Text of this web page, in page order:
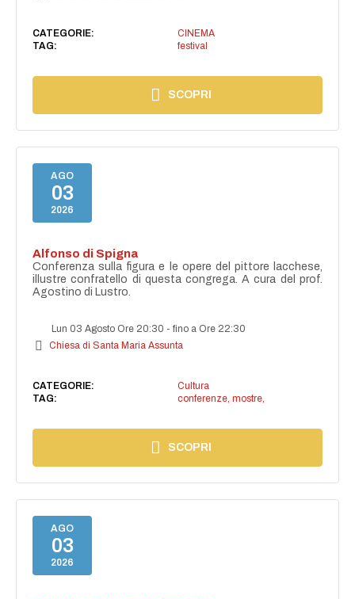
CATEGORIE:
CINEMA
TAG:
festival
SCOPRI
AGO
03
2026
Alfonso di Spigna
Conferenza sulla figura e le opere del pittore lacchese,
illustre confratello di questa congrega. A cura del prof.
Agostino di Lustro.
Lun 03 Agosto Ore 20:30 -fino a Ore 22:30
Chiesa di Santa Maria Assunta
CATEGORIE:
Cultura
TAG:
conferenze, mostre,
SCOPRI
AGO
03
2026